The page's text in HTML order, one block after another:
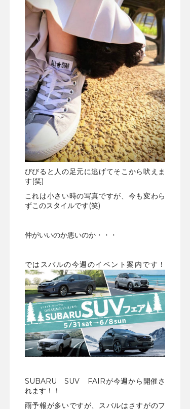
びびると人の足元に逃げてそこから吠えま
す(笑)
これは小さい時の写真ですが、今も変わら
ずこのスタイルです(笑)
仲がいいのか悪いのか・・・
ではスバルの今週のイベント案内です！
SUBARU SUV FAIRが今週から開催さ
れます！！
雨予報が多いですが、スバルはさすがのフ